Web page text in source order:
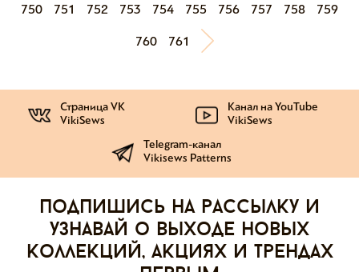
750 751 752 753 754 755 756 757 758 759
760 761
Страница VK
VikiSews
Канал на YouTube
VikiSews
Telegram-канал
Vikisews Patterns
Подпишись на рассылку и
узнавай о выходе новых
коллекций, акциях и трендах